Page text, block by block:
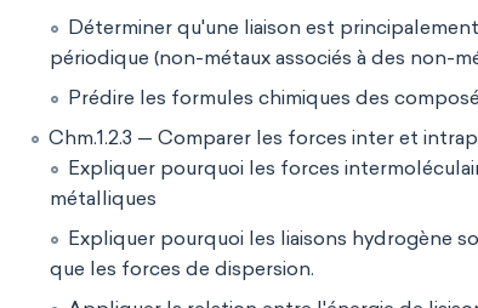
Déterminer qu'une liaison est
périodique (non-métaux associés à des non-
Prédire les formules chimiques des
Chm.1.2.3 — Comparer les forces inter et
Expliquer pourquoi les forces
métalliques
Expliquer pourquoi les liaisons hydrogène
que les forces de dispersion.